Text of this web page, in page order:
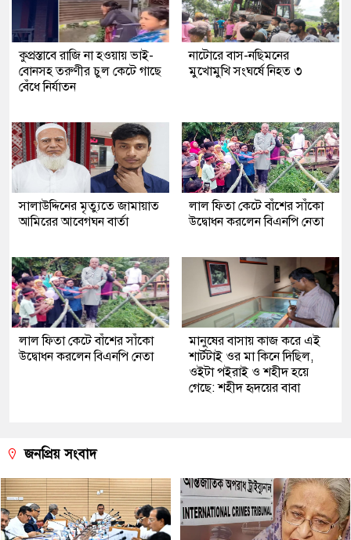
কুপ্রস্তাবে রাজি না হওয়ায় ভাই-
বোনসহ তরুণীর চুল কেটে গাছে
বেঁধে নির্যাতন
নাটোরে বাস-নছিমনের
মুখোমুখি সংঘর্ষে নিহত ৩
সালাউদ্দিনের মৃত্যুতে জামায়াত
আমিরের আবেগঘন বার্তা
লাল ফিতা কেটে বাঁশের সাঁকো
উদ্বোধন করলেন বিএনপি নেতা
লাল ফিতা কেটে বাঁশের সাঁকো
উদ্বোধন করলেন বিএনপি নেতা
মানুষের বাসায় কাজ করে এই
শার্টটাই ওর মা কিনে দিছিল,
ওইটা পইরাই ও শহীদ হয়ে
গেছে: শহীদ হৃদয়ের বাবা
জনপ্রিয় সংবাদ